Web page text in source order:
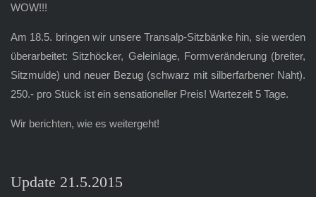
WOW!!!
Am 18.5. bringen wir unsere Transalp-Sitzbänke hin, sie werden
überarbeitet: Sitzhöcker, Geleinlage, Formveränderung (breiter,
Sitzmulde) und neuer Bezug (schwarz mit silberfarbener Naht).
250.- pro Stück ist ein sensationeller Preis! Wartezeit 5 Tage.
Wir berichten, wie es weitergeht!
Update 21.5.2015